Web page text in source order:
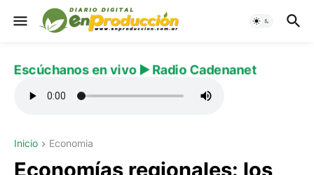
Escúchanos en vivo ▶️ Radio Cadenanet
Inicio Economia
Economías regionales: los